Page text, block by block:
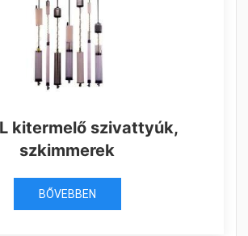
kitermelő szivattyúk,
szkimmerek
BŐVEBBEN